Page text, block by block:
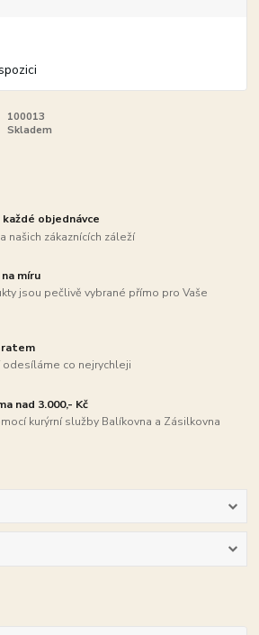
100013
Skladem
objednávce
našich zákaznících záleží
míru
jsou pečlivě vybrané přímo pro Vaše
odesíláme co nejrychleji
nad 3.000,- Kč
kurýrní služby Balíkovna a Zásilkovna